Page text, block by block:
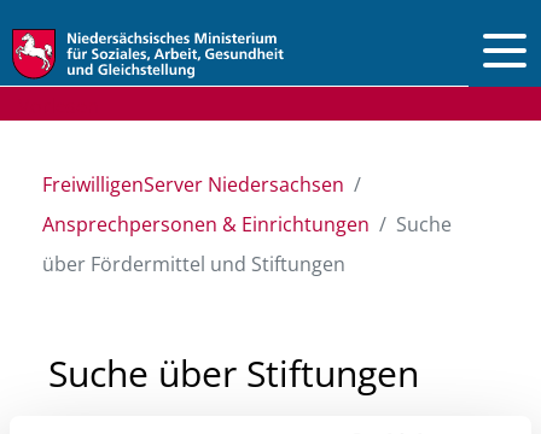
FreiwilligenServer Niedersachsen
Ansprechpersonen & Einrichtungen
Suche
über Fördermittel und Stiftungen
Suche über Stiftungen